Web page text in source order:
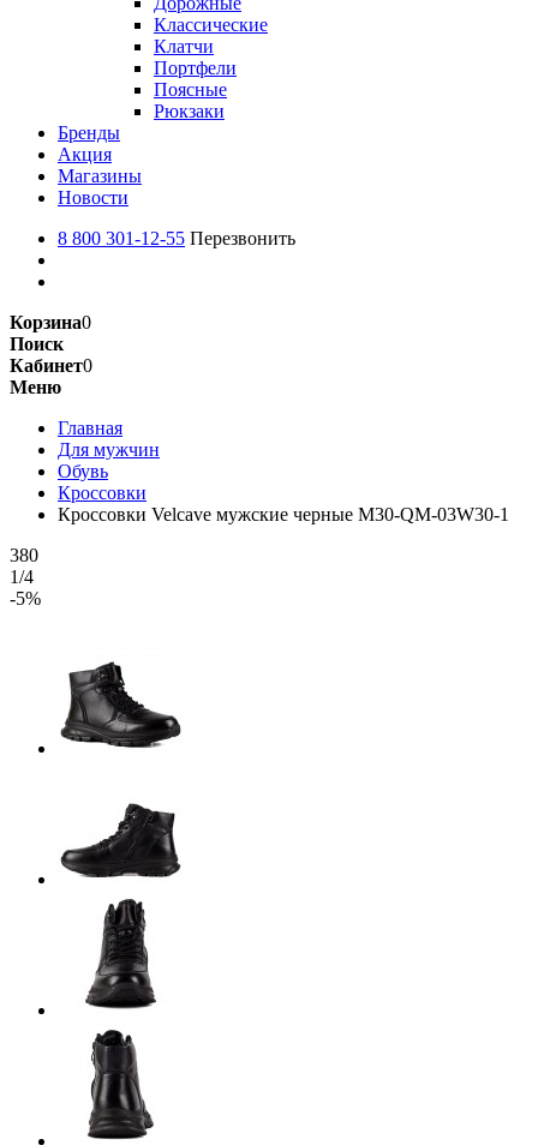
Классические
Клатчи
Портфели
Поясные
Рюкзаки
Бренды
Акция
Магазины
Новости
8 800 301-12-55 Перезвонить
Корзина0
Поиск
Кабинет0
Меню
Главная
Для мужчин
Обувь
Кроссовки
Кроссовки Velcave мужские черные M30-QM-03W30-1
380
1/4
-5%